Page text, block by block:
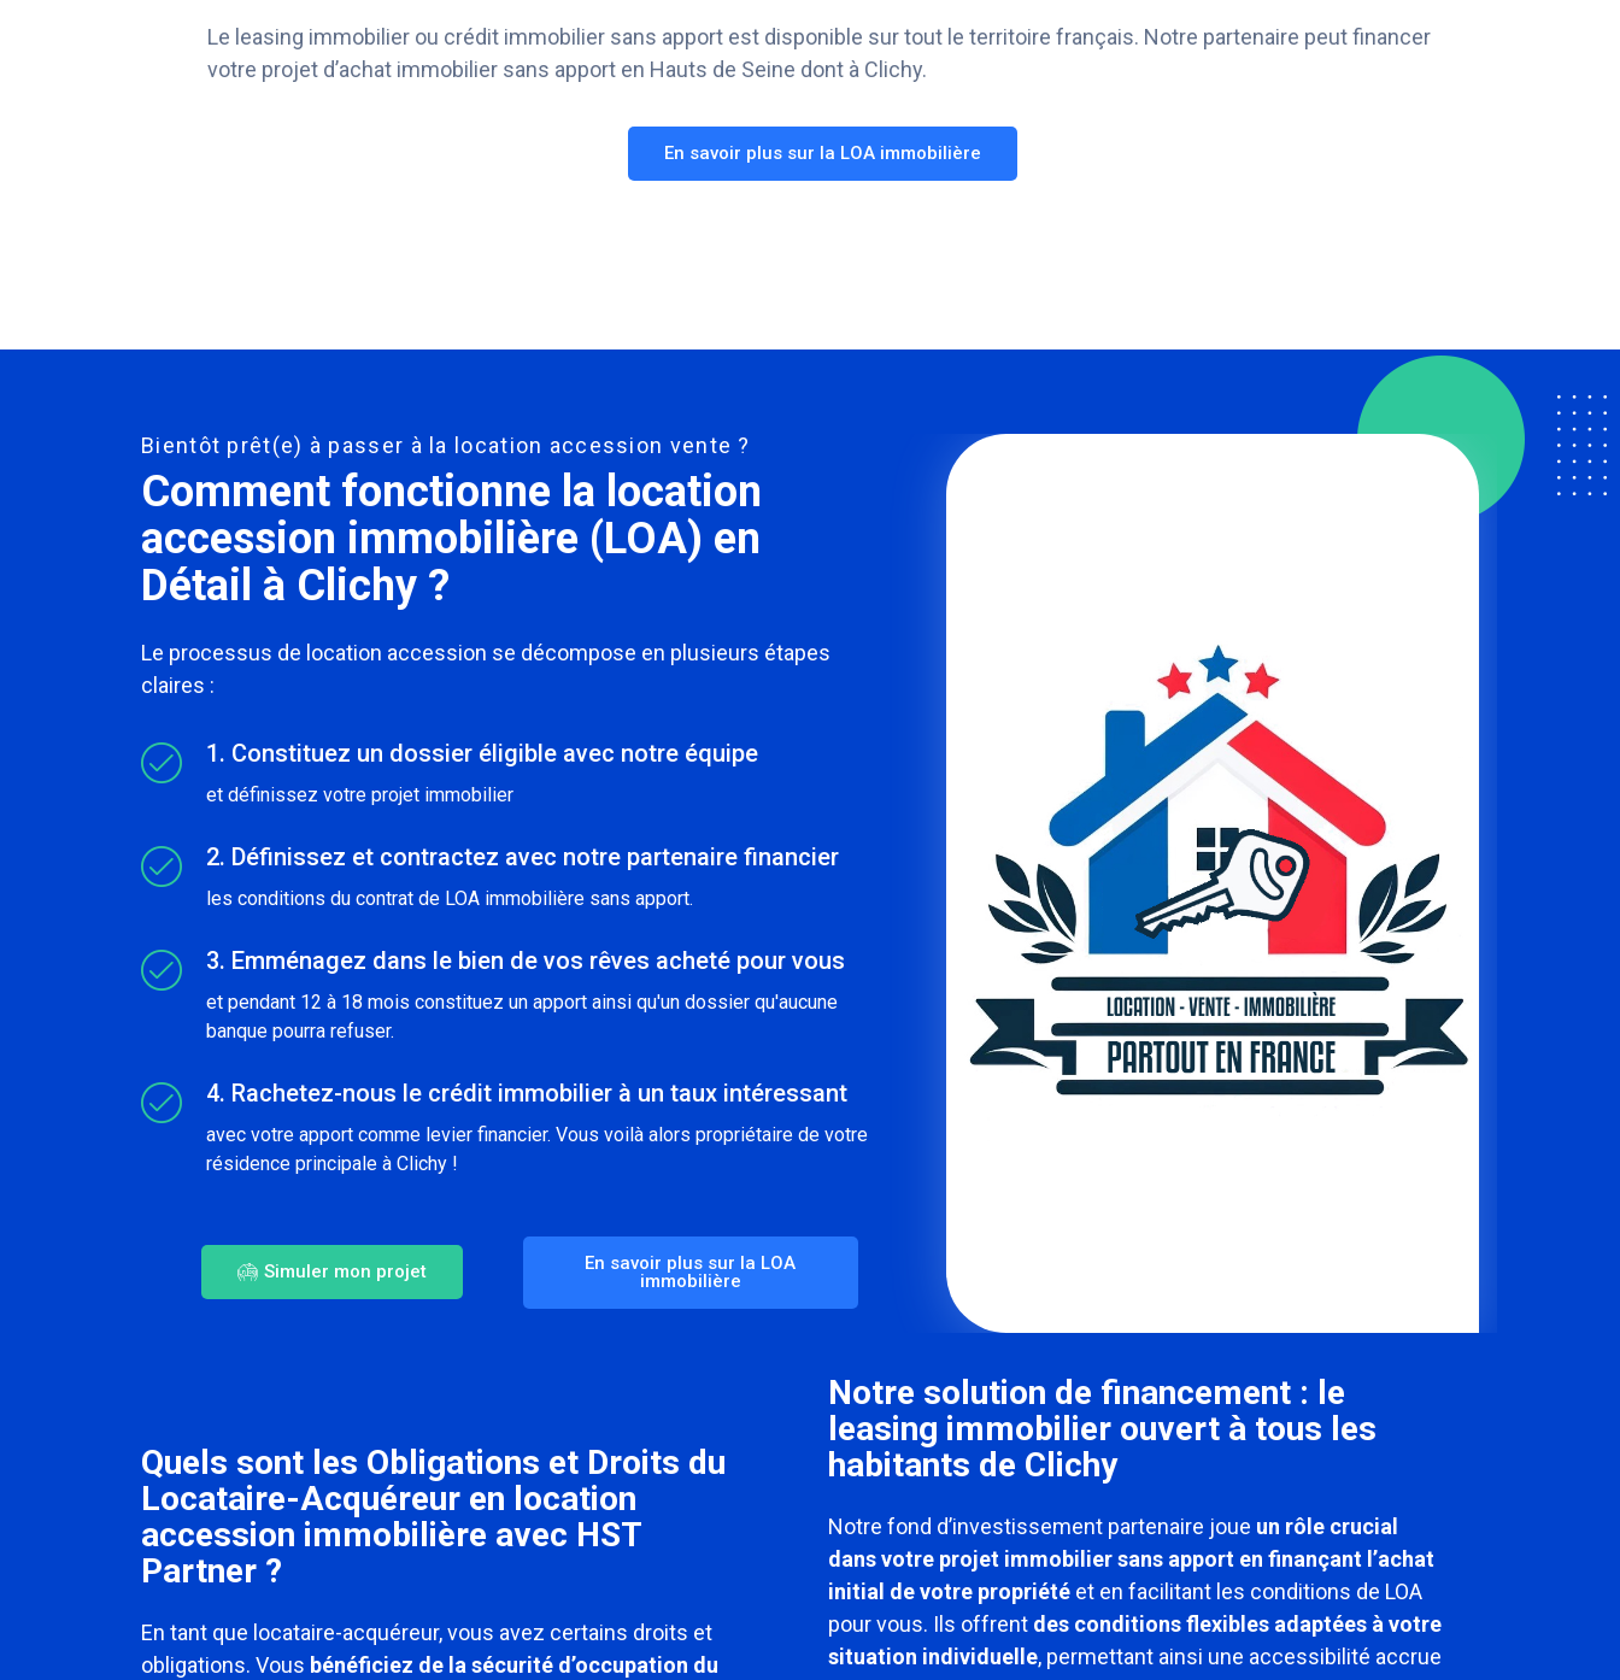
Le leasing immobilier ou crédit immobilier sans apport est disponible sur tout le territoire français. Notre partenaire peut financer
votre projet d’achat immobilier sans apport en Hauts de Seine dont à Clichy.
En savoir plus sur la LOA immobilière
Bientôt prêt(e) à passer à la location accession vente ?
Comment fonctionne la location
accession immobilière (LOA) en
Détail à Clichy ?
Le processus de location accession se décompose en plusieurs étapes
claires :
1. Constituez un dossier éligible avec notre équipe
et définissez votre projet immobilier
2. Définissez et contractez avec notre partenaire financier
les conditions du contrat de LOA immobilière sans apport.
3. Emménagez dans le bien de vos rêves acheté pour vous
et pendant 12 à 18 mois constituez un apport ainsi qu'un dossier qu'aucune
banque pourra refuser.
4. Rachetez-nous le crédit immobilier à un taux intéressant
avec votre apport comme levier financier. Vous voilà alors propriétaire de votre
résidence principale à Clichy !
Simuler mon projet
En savoir plus sur la LOA
immobilière
Quels sont les Obligations et Droits du
Locataire-Acquéreur en location
accession immobilière avec HST
Partner ?
En tant que locataire-acquéreur, vous avez certains droits et
obligations. Vous bénéficiez de la sécurité d’occupation du
Notre solution de financement : le
leasing immobilier ouvert à tous les
habitants de Clichy
Notre fond d’investissement partenaire joue un rôle crucial
dans votre projet immobilier sans apport en finançant l’achat
initial de votre propriété et en facilitant les conditions de LOA
pour vous. Ils offrent des conditions flexibles adaptées à votre
situation individuelle, permettant ainsi une accessibilité accrue